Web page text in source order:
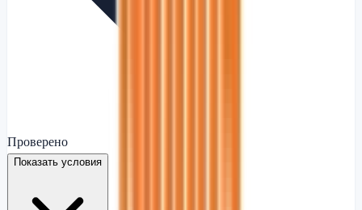
Проверено
Показать условия